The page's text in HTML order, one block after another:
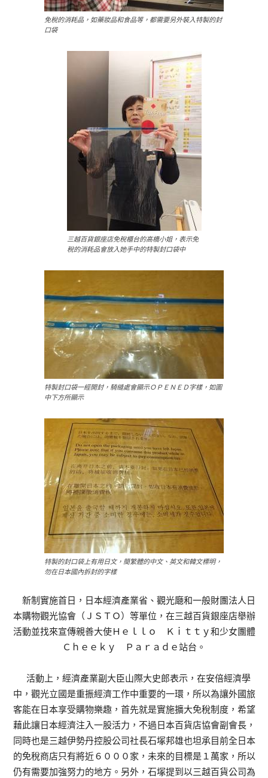
免稅的消耗品，如藥妝品和食品等，都需要另外裝入特製的封
口袋
三越百貨銀座店免稅櫃台的高橋小姐，表示免
稅的消耗品會放入她手中的特製封口袋中
特製封口袋一經開封，騎縫處會顯示ＯＰＥＮＥＤ字樣，如圖
中下方所顯示
特製的封口袋上有用日文，簡繁體的中文、英文和韓文標明，
勿在日本國內拆封的字樣
新制實施首日，日本經濟產業省、觀光廰和一般財團法人日
本購物觀光協會（ＪＳＴＯ）等單位，在三越百貨銀座店舉辦
活動並找來宣傳親善大使Ｈｅｌｌｏ Ｋｉｔｔｙ和少女團體
Ｃｈｅｅｋｙ Ｐａｒａｄｅ站台。
活動上，經濟產業副大臣山際大史郎表示，在安倍經濟學
中，觀光立國是重振經濟工作中重要的一環，所以為讓外國旅
客能在日本享受購物樂趣，首先就是實施擴大免稅制度，希望
藉此讓日本經濟注入一股活力，不過日本百貨店協會副會長，
同時也是三越伊勢丹控股公司社長石塚邦雄也坦承目前全日本
的免稅商店只有將近６０００家，未來的目標是１萬家，所以
仍有需要加強努力的地方。另外，石塚提到以三越百貨公司為